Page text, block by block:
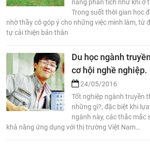
năng phân tích như khi ở
Trong suốt thời gian học
nhờ thầy cô góp ý cho những việc mình làm, từ
tự cải thiện bản thân
Du học ngành
cơ hội nghề nghiệp.
24/05/2016
Tốt nghiệp ngành truyền
những gì?, đặc biệt khi
ngành này, các thắc mắc
khả năng ứng dụng với thị trường Việt Nam…